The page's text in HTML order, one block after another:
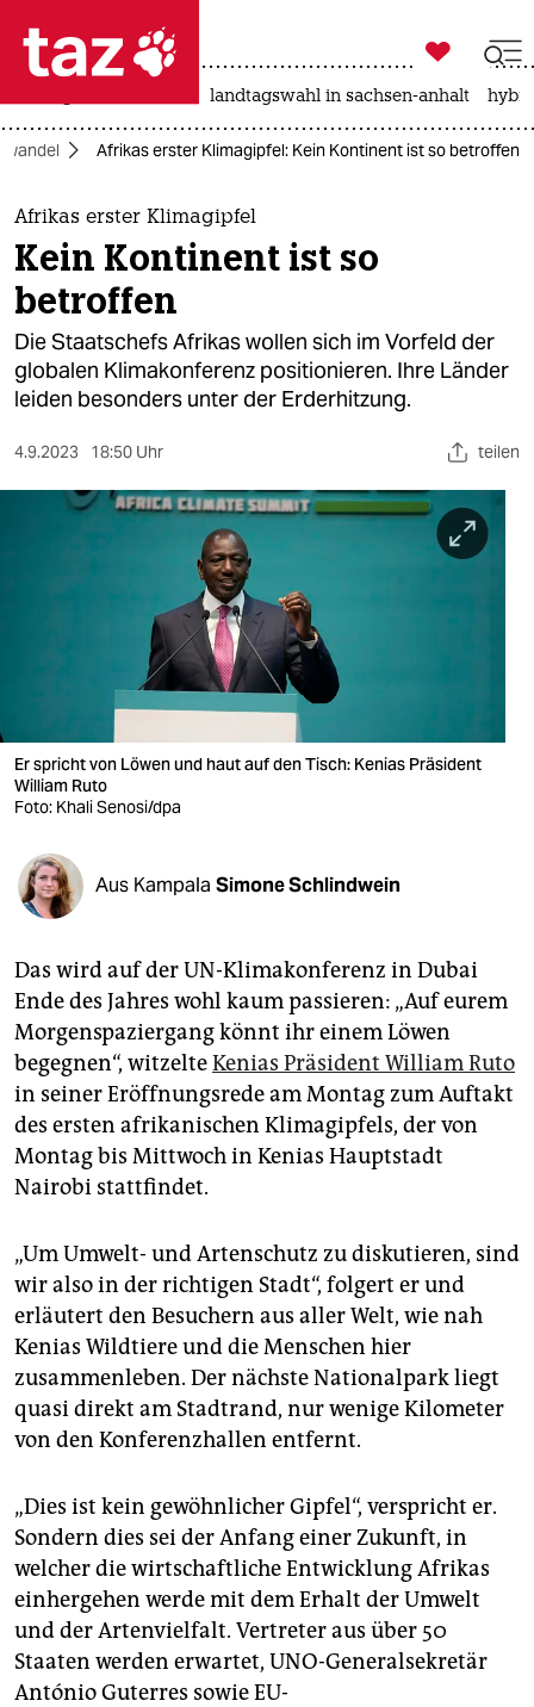
 taz zahl ich
taz zahl ich
themen
politik
öko
gesellschaft
sport
nord
verlag
verlag
veranstaltungen
fragen & hilfe
abo
genossenschaft
epaper login

taz zahl ich
landtagswahl in sachsen-anhalt
Afrikas erster Klimagipfel: Kein Kontinent ist so betroffen
Afrikas erster Klimagipfel
Kein Kontinent ist so
betroffen
Die Staatschefs Afrikas wollen sich im Vorfeld der
globalen Klimakonferenz positionieren. Ihre Länder
leiden besonders unter der Erderhitzung.
4.9.2023 18:50 Uhr teilen
Er spricht von Löwen und haut auf den Tisch: Kenias Präsident
William Ruto
Foto: Khali Senosi/dpa
Aus Kampala Simone Schlindwein
Das wird auf der UN-Klimakonferenz in Dubai
Ende des Jahres wohl kaum passieren: „Auf eurem
Morgenspaziergang könnt ihr einem Löwen
begegnen“, witzelteKenias Präsident William Ruto
in seiner Eröffnungsrede am Montag zum Auftakt
des ersten afrikanischen Klimagipfels, der von
Montag bis Mittwoch in Kenias Hauptstadt
Nairobi stattfindet.
„Um Umwelt- und Artenschutz zu diskutieren, sind
wir also in der richtigen Stadt“, folgert er und
erläutert den Besuchern aus aller Welt, wie nah
Kenias Wildtiere und die Menschen hier
zusammenleben. Der nächste Nationalpark liegt
quasi direkt am Stadtrand, nur wenige Kilometer
von den Konferenzhallen entfernt.
„Dies ist kein gewöhnlicher Gipfel“, verspricht er.
Sondern dies sei der Anfang einer Zukunft, in
welcher die wirtschaftliche Entwicklung Afrikas
einhergehen werde mit dem Erhalt der Umwelt
und der Artenvielfalt. Vertreter aus über 50
Staaten werden erwartet, UNO-Generalsekretär
António Guterres sowie EU-